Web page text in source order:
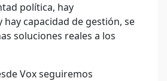
política, hay
capacidad de gestión, se
soluciones reales a los
Vox seguiremos